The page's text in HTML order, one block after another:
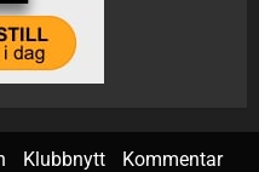
Klubbnytt Kommentar